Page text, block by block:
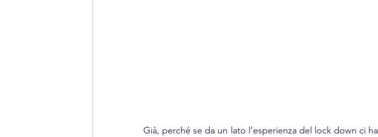
Già, perché se da un lato l’esperienza del lock down ci